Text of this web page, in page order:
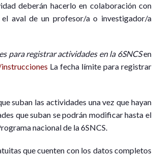
deberán hacerlo en colaboración con
aval de un profesor/a o investigador/a
para registrar actividades en la 6SNCSen
La fecha límite para registrar
suban las actividades una vez que hayan
que suban se podrán modificar hasta el
nacional de la 6SNCS.
que cuenten con los datos completos